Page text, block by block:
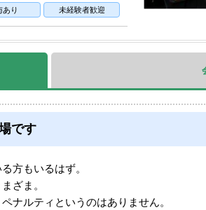
あり 未経験者歓迎
です
方もいるはず。
ざま。
ナルティというのはありません。